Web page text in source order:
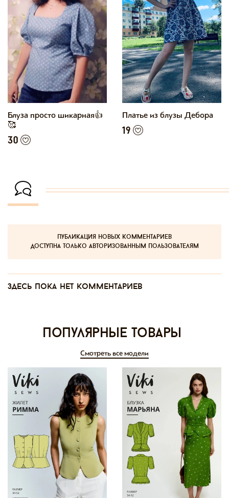
Блуза просто шикарная👍
🥰
30
Платье из блузы Дебора
19
публикация новых комментариев
доступна только авторизованным пользователям
Здесь пока нет комментариев
Популярные товары
Смотреть все модели